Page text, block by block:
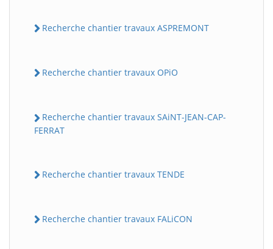
Recherche chantier travaux ASPREMONT
Recherche chantier travaux OPiO
Recherche chantier travaux SAiNT-JEAN-CAP-
FERRAT
Recherche chantier travaux TENDE
Recherche chantier travaux FALiCON